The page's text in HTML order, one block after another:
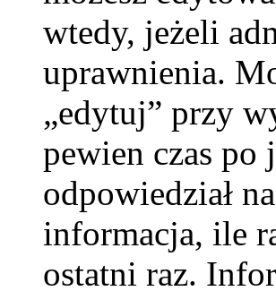
wtedy, jeżeli
uprawnienia.
„edytuj” przy
pewien czas po
odpowiedział
informacja, ile
ostatni raz.